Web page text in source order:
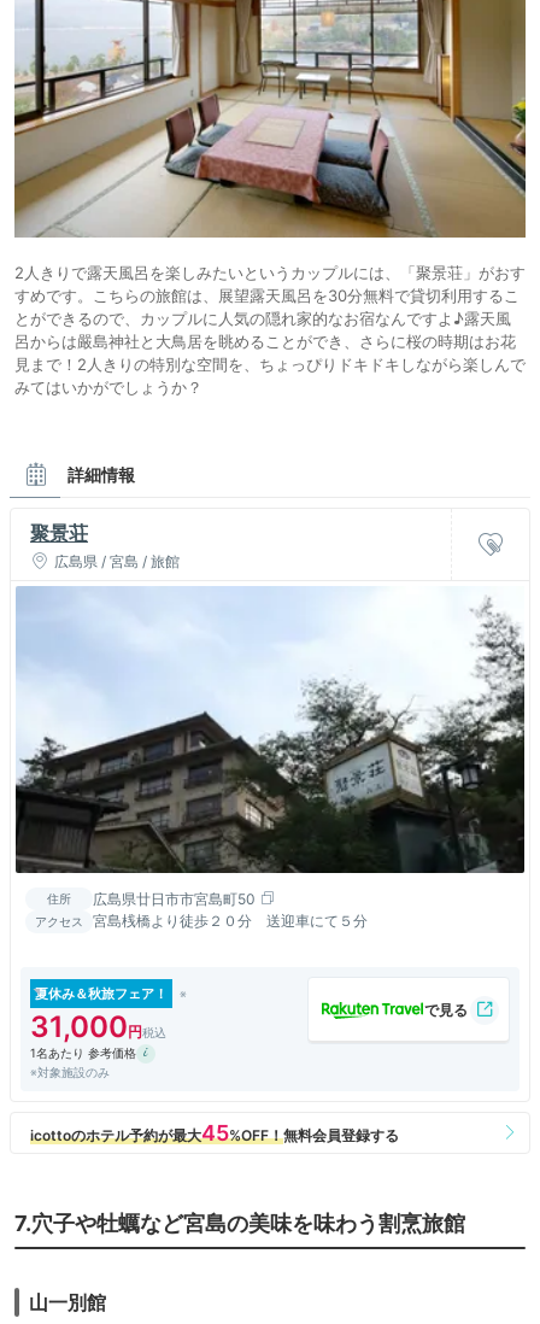
2人きりで露天風呂を楽しみたいというカップルには、「聚景荘」がおす
すめです。こちらの旅館は、展望露天風呂を30分無料で貸切利用するこ
とができるので、カップルに人気の隠れ家的なお宿なんですよ♪露天風
呂からは嚴島神社と大鳥居を眺めることができ、さらに桜の時期はお花
見まで！2人きりの特別な空間を、ちょっぴりドキドキしながら楽しんで
みてはいかがでしょうか？
詳細情報
聚景荘
広島県 / 宮島 / 旅館
住所 広島県廿日市市宮島町50
アクセス 宮島桟橋より徒歩２０分 送迎車にて５分
夏休み＆秋旅フェア！
31,000
1名あたり 参考価格
※対象施設のみ
7.穴子や牡蠣など宮島の美味を味わう割烹旅館
山一別館